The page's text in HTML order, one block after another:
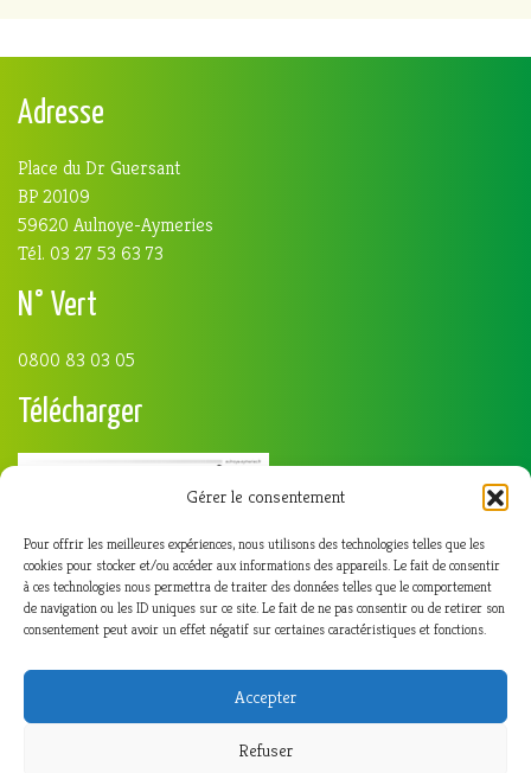
Gérer le consentement
Pour offrir les meilleures expériences, nous utilisons des technologies telles que les
cookies pour stocker et/ou accéder aux informations des appareils. Le fait de consentir
à ces technologies nous permettra de traiter des données telles que le comportement
de navigation ou les ID uniques sur ce site. Le fait de ne pas consentir ou de retirer son
consentement peut avoir un effet négatif sur certaines caractéristiques et fonctions.
Accepter
Refuser
Adresse
Place du Dr Guersant
BP 20109
59620 Aulnoye-Aymeries
Tél. 03 27 53 63 73
N° Vert
0800 83 03 05
Télécharger